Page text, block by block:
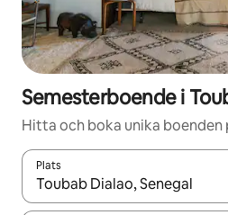
Semesterboende i
Hitta och boka unika boenden
Plats
När resultaten är tillgängliga